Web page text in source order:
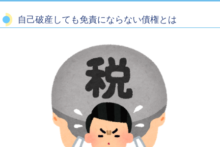
自己破産しても免責にならない債権とは